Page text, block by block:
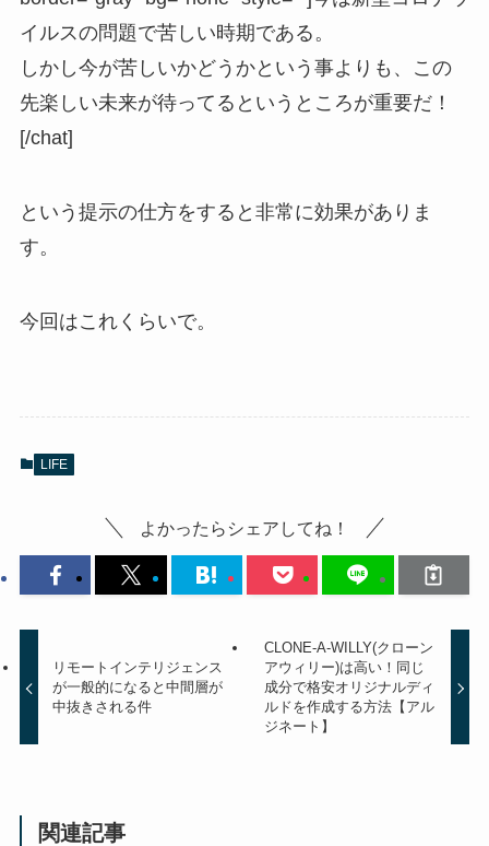
イルスの問題で苦しい時期である。
しかし今が苦しいかどうかという事よりも、この
先楽しい未来が待ってるというところが重要だ！
[/chat]
という提示の仕方をすると非常に効果がありま
す。
今回はこれくらいで。
LIFE
よかったらシェアしてね！
リモートインテリジェンス
が一般的になると中間層が
中抜きされる件
CLONE-A-WILLY(クローン
アウィリー)は高い！同じ
成分で格安オリジナルディ
ルドを作成する方法【アル
ジネート】
関連記事